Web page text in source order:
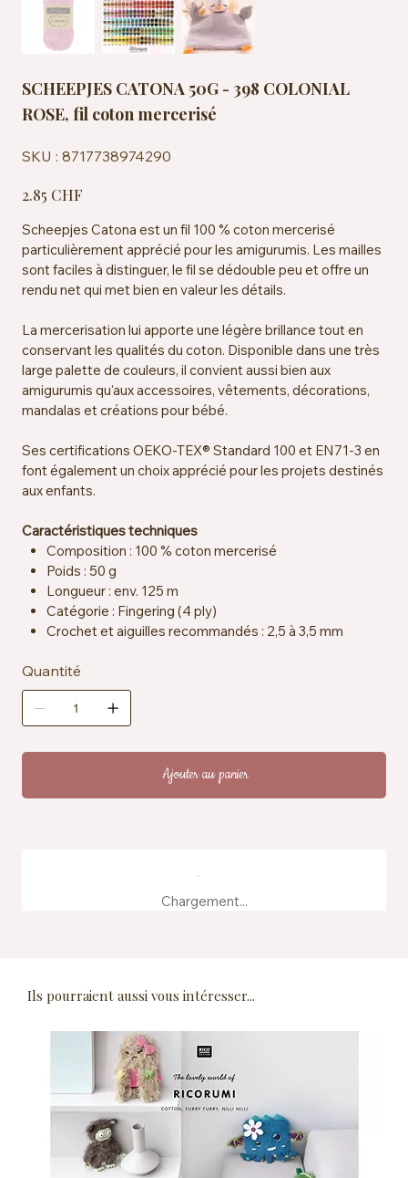
SCHEEPJES CATONA 50G - 398 COLONIAL
ROSE, fil coton mercerisé
SKU : 8717738974290
8717738974290
2.85 CHF
Scheepjes Catona est un fil 100 % coton mercerisé
particulièrement apprécié pour les amigurumis. Les mailles
sont faciles à distinguer, le fil se dédouble peu et offre un
rendu net qui met bien en valeur les détails.
La mercerisation lui apporte une légère brillance tout en
conservant les qualités du coton. Disponible dans une très
large palette de couleurs, il convient aussi bien aux
amigurumis qu'aux accessoires, vêtements, décorations,
mandalas et créations pour bébé.
Ses certifications OEKO-TEX® Standard 100 et EN71-3 en
font également un choix apprécié pour les projets destinés
aux enfants.
Caractéristiques techniques
Composition : 100 % coton mercerisé
Poids : 50 g
Longueur : env. 125 m
Catégorie : Fingering (4 ply)
Crochet et aiguilles recommandés : 2,5 à 3,5 mm
aiguilles 2,5 mm
Certification : OEKO-TEX® Standard 100, EN71-3
Entretien : lavable en machine à 40 °C
Fabrication : produit à partir d'eaux de teinture
recyclées
Quantité
Ajouter au panier
Chargement...
Ils pourraient aussi vous intéresser...